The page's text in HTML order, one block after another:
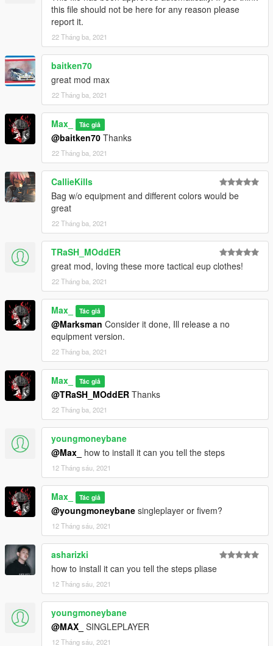
this file should not be here for any reason please
report it.
22 Tháng ba, 2021
baitken70
great mod max
22 Tháng ba, 2021
Max_ Tác giả
@baitken70 Thanks
22 Tháng ba, 2021
CallieKills
Bag w/o equipment and different colors would be
great
22 Tháng ba, 2021
TRaSH_MOddER
great mod, loving these more tactical eup clothes!
22 Tháng ba, 2021
Max_ Tác giả
@Marksman Consider it done, Ill release a no
equipment version.
22 Tháng ba, 2021
Max_ Tác giả
@TRaSH_MOddER Thanks
22 Tháng ba, 2021
youngmoneybane
@Max_
how to install it can you tell the steps
12 Tháng sáu, 2021
Max_ Tác giả
@youngmoneybane singleplayer or fivem?
12 Tháng sáu, 2021
asharizki
how to install it can you tell the steps pliase
12 Tháng sáu, 2021
youngmoneybane
@MAX_ SINGLEPLAYER
12 Tháng sáu, 2021